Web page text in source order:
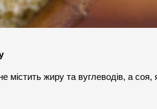
містить жиру та вуглеводів, а